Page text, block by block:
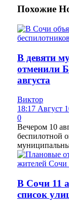
Похожие
В девяти
отменили
августа
Виктор
18:17 Август
0
Вечером 10
беспилотной
В Сочи 11
список